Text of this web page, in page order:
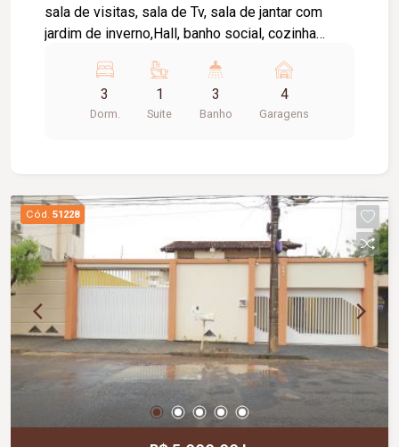
sala de visitas, sala de Tv, sala de jantar com
jardim de inverno,Hall, banho social, cozinha
alimentos, edícula com área de lazer,
churrasqueira, balcão, ducha, quarto de
empregada, banheiro de empregada, garagem
3
Dorm.
1
Suite
3
Banho
4
Garagens
Cód. 51228